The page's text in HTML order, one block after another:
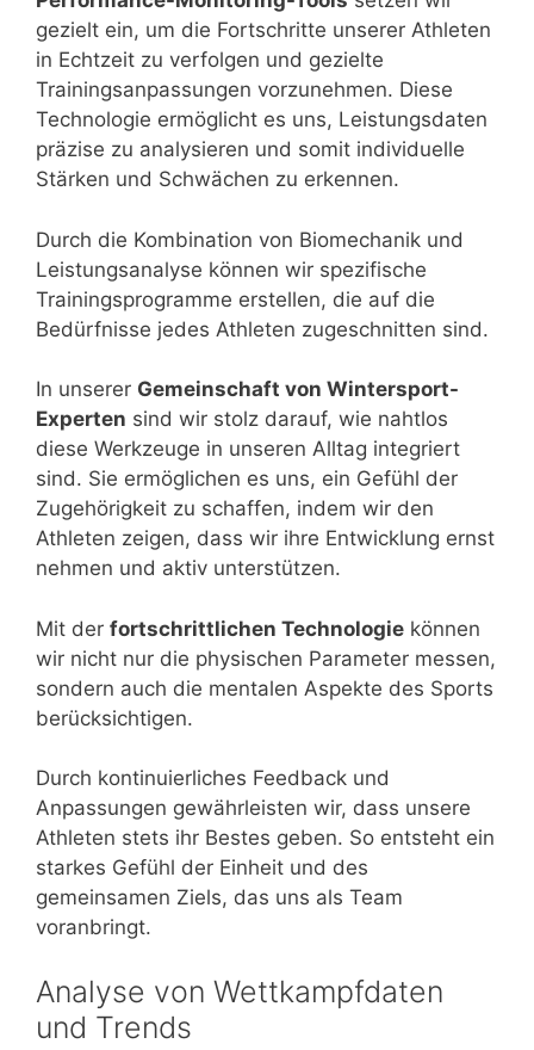
gezielt ein, um die Fortschritte unserer Athleten
in Echtzeit zu verfolgen und gezielte
Trainingsanpassungen vorzunehmen. Diese
Technologie ermöglicht es uns, Leistungsdaten
präzise zu analysieren und somit individuelle
Stärken und Schwächen zu erkennen.
Durch die Kombination von Biomechanik und
Leistungsanalyse können wir spezifische
Trainingsprogramme erstellen, die auf die
Bedürfnisse jedes Athleten zugeschnitten sind.
In unserer Gemeinschaft von Wintersport-
Experten sind wir stolz darauf, wie nahtlos
diese Werkzeuge in unseren Alltag integriert
sind. Sie ermöglichen es uns, ein Gefühl der
Zugehörigkeit zu schaffen, indem wir den
Athleten zeigen, dass wir ihre Entwicklung ernst
nehmen und aktiv unterstützen.
Mit der fortschrittlichen Technologie können
wir nicht nur die physischen Parameter messen,
sondern auch die mentalen Aspekte des Sports
berücksichtigen.
Durch kontinuierliches Feedback und
Anpassungen gewährleisten wir, dass unsere
Athleten stets ihr Bestes geben. So entsteht ein
starkes Gefühl der Einheit und des
gemeinsamen Ziels, das uns als Team
voranbringt.
Analyse von Wettkampfdaten
und Trends